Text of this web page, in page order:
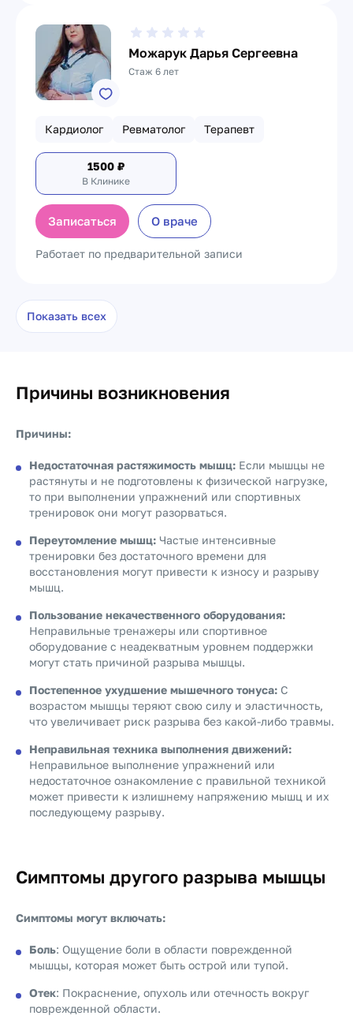
Можарук Дарья Сергеевна
Стаж 6 лет
Кардиолог Ревматолог Терапевт
1500 ₽
В Клинике
Записаться О враче
Работает по предварительной записи
Показать всех
Причины возникновения
Причины:
Недостаточная растяжимость мышц: Если мышцы не
растянуты и не подготовлены к физической нагрузке,
то при выполнении упражнений или спортивных
тренировок они могут разорваться.
Переутомление мышц: Частые интенсивные
тренировки без достаточного времени для
восстановления могут привести к износу и разрыву
мышц.
Пользование некачественного оборудования:
Неправильные тренажеры или спортивное
оборудование с неадекватным уровнем поддержки
могут стать причиной разрыва мышцы.
Постепенное ухудшение мышечного тонуса: С
возрастом мышцы теряют свою силу и эластичность,
что увеличивает риск разрыва без какой-либо травмы.
Неправильная техника выполнения движений:
Неправильное выполнение упражнений или
недостаточное ознакомление с правильной техникой
может привести к излишнему напряжению мышц и их
последующему разрыву.
Симптомы другого разрыва мышцы
Симптомы могут включать:
Боль: Ощущение боли в области поврежденной
мышцы, которая может быть острой или тупой.
Отек: Покраснение, опухоль или отечность вокруг
поврежденной области.